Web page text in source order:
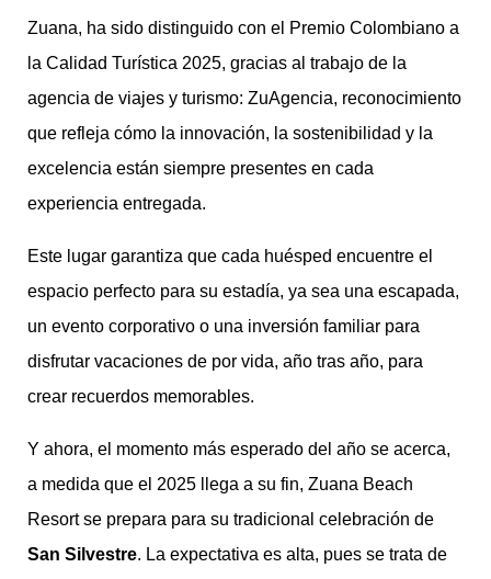
Zuana, ha sido distinguido con el Premio Colombiano a
la Calidad Turística 2025, gracias al trabajo de la
agencia de viajes y turismo: ZuAgencia, reconocimiento
que refleja cómo la innovación, la sostenibilidad y la
excelencia están siempre presentes en cada
experiencia entregada.
Este lugar garantiza que cada huésped encuentre el
espacio perfecto para su estadía, ya sea una escapada,
un evento corporativo o una inversión familiar para
disfrutar vacaciones de por vida, año tras año, para
crear recuerdos memorables.
Y ahora, el momento más esperado del año se acerca,
a medida que el 2025 llega a su fin, Zuana Beach
Resort se prepara para su tradicional celebración de
San Silvestre. La expectativa es alta, pues se trata de